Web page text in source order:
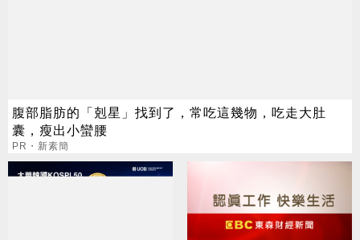
腹部脂肪的「剋星」找到了，常吃這幾物，吃走大肚
囊，瘦出小蠻腰
PR・新素簡